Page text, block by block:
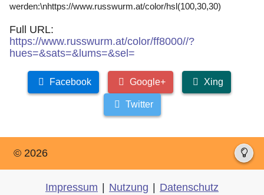
werden:\nhttps://www.russwurm.at/color/hsl(100,30,30)
Full URL:
https://www.russwurm.at/color/ff8000//?
hues=&sats=&lums=&sel=
Facebook Google+ Xing
Twitter
© 2026
Impressum | Nutzung | Datenschutz